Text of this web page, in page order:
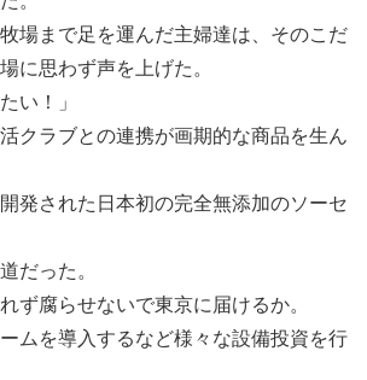
場まで足を運んだ主婦達は、そのこだ
に思わず声を上げた。
い！」
クラブとの連携が画期的な商品を生ん
発された日本初の完全無添加のソーセ
だった。
ず腐らせないで東京に届けるか。
ムを導入するなど様々な設備投資を行